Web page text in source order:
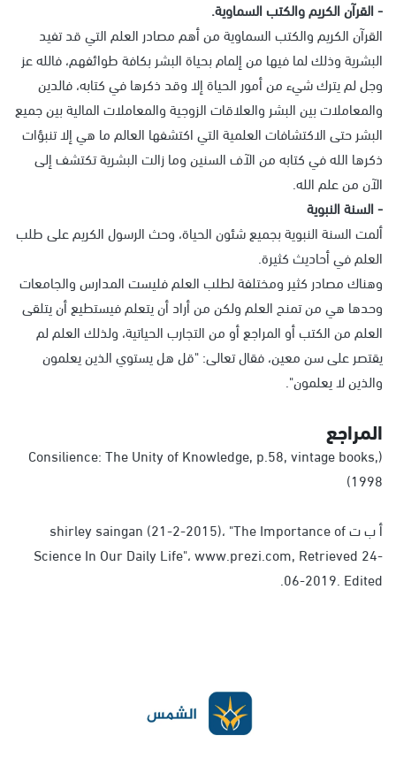
- القرآن الكريم والكتب السماوية.
القرآن الكريم والكتب السماوية من أهم مصادر العلم التي قد تفيد
البشرية وذلك لما فيها من إلمام بحياة البشر بكافة طوائفهم، فالله عز
وجل لم يترك شيء من أمور الحياة إلا وقد ذكرها في كتابه، فالدين
والمعاملات بين البشر والعلاقات الزوجية والمعاملات المالية بين جميع
البشر حتى الاكتشافات العلمية التي اكتشفها العالم ما هي إلا تنبؤات
ذكرها الله في كتابه من الآف السنين وما زالت البشرية تكتشف إلى
الآن من علم الله.
- السنة النبوية
ألمت السنة النبوية بجميع شئون الحياة، وحث الرسول الكريم على طلب
العلم في أحاديث كثيرة.
وهناك مصادر كثير ومختلفة لطلب العلم فليست المدارس والجامعات
وحدها هي من تمنح العلم ولكن من أراد أن يتعلم فيستطيع أن يتلقى
العلم من الكتب أو المراجع أو من التجارب الحياتية، ولذلك العلم لم
يقتصر على سن معين، فقال تعالى: "قل هل يستوي الذين يعلمون
والذين لا يعلمون".
المراجع
(Consilience: The Unity of Knowledge, p.58, vintage books,
1998)
أ ب ت shirley saingan (21-2-2015)، "The Importance of
Science In Our Daily Life"، www.prezi.com, Retrieved 24-
06-2019. Edited.